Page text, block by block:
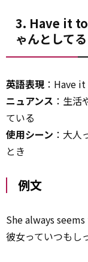
3. Have it
ゃんとしてる
英語表現 ：Have
ニュアンス ：生活
ている
使用シーン ：大人
とき
例文
She always
彼女っていつもし